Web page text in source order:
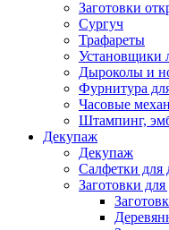
Заготовки
Сургуч
Трафареты
Установщики
Дыроколы и
Фурнитура
Часовые
Штампинг,
Декупаж
Декупаж
Салфетки для
Заготовки